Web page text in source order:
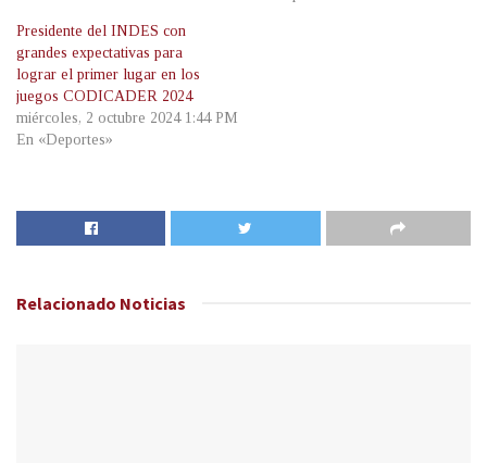
Presidente del INDES con
grandes expectativas para
lograr el primer lugar en los
juegos CODICADER 2024
miércoles, 2 octubre 2024 1:44 PM
En «Deportes»
Relacionado Noticias